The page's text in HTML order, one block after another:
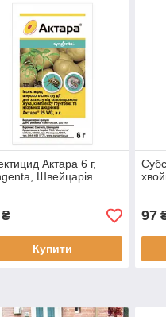
Актара 6 г,
Швейцарія
Купити
97